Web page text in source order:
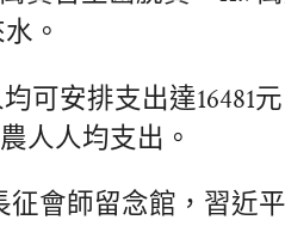
。
可安排支出達16481
人人均支出。
會師留念館，習近